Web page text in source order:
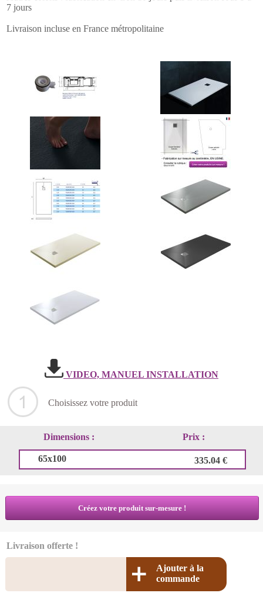
7 jours
Livraison incluse en France métropolitaine
VIDEO, MANUEL INSTALLATION
Choisissez votre produit
Dimensions : Prix :
65x100 335.04 €
Créez votre produit sur-mesure !
Livraison offerte !
Ajouter à la
commande